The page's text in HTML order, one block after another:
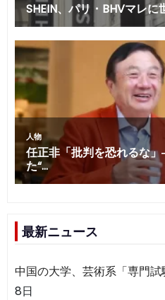
最新ニュース
中国の大学、芸術系「専門
8日